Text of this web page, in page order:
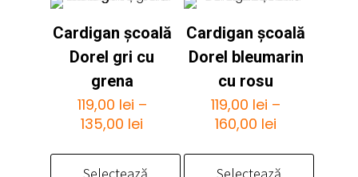
variații.
Opțiunile
fi
alese
în
pagina
produsului.
Opțiunile
pot
alese
în
pagina
Cardigan școală
Dorel gri cu
grena
119,00 lei –
135,00 lei
prețuri:
Selectează
Cardigan școală
Dorel bleumarin
cu rosu
119,00 lei –
160,00 lei
prețuri:
Selectează